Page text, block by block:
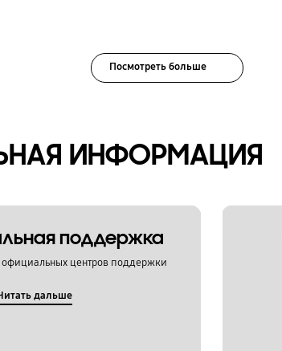
Посмотреть больше
ИНФОРМАЦИЯ
поддержка
центров поддержки
дальше